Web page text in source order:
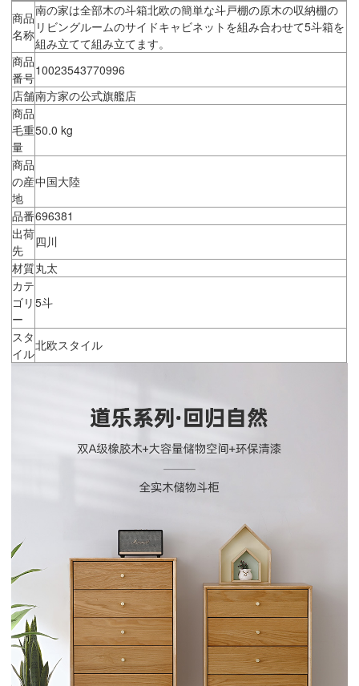
商品
名称
南の家は全部木の斗箱北欧の簡単な斗戸棚の原木の収納棚の
リビングルームのサイドキャビネットを組み合わせて5斗箱を
組み立てて組み立てます。
商品
番号10023543770996
店舗南方家の公式旗艦店
商品
毛重
量
50.0 kg
商品
の産
地
中国大陸
品番696381
出荷
先
四川
材質丸太
カテ
ゴリ
ー
5斗
スタ
イル
北欧スタイル